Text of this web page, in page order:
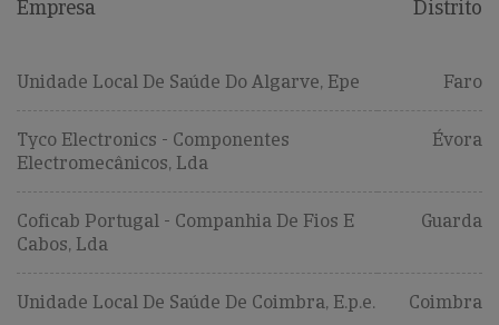
Empresa Distrito
Unidade Local De Saúde Do Algarve, Epe Faro
Tyco Electronics - Componentes
Electromecânicos, Lda
Évora
Coficab Portugal - Companhia De Fios E
Cabos, Lda
Guarda
Unidade Local De Saúde De Coimbra, E.p.e. Coimbra